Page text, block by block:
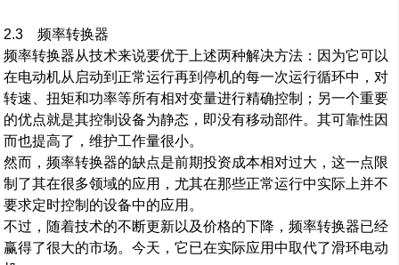
2.3 频率转换器
频率转换器从技术来说要优于上述两种解决方法：因为它可以
在电动机从启动到正常运行再到停机的每一次运行循环中，对
转速、扭矩和功率等所有相对变量进行精确控制；另一个重要
的优点就是其控制设备为静态，即没有移动部件。其可靠性因
而也提高了，维护工作量很小。
然而，频率转换器的缺点是前期投资成本相对过大，这一点限
制了其在很多领域的应用，尤其在那些正常运行中实际上并不
要求定时控制的设备中的应用。
不过，随着技术的不断更新以及价格的下降，频率转换器已经
赢得了很大的市场。今天，它已在实际应用中取代了滑环电动